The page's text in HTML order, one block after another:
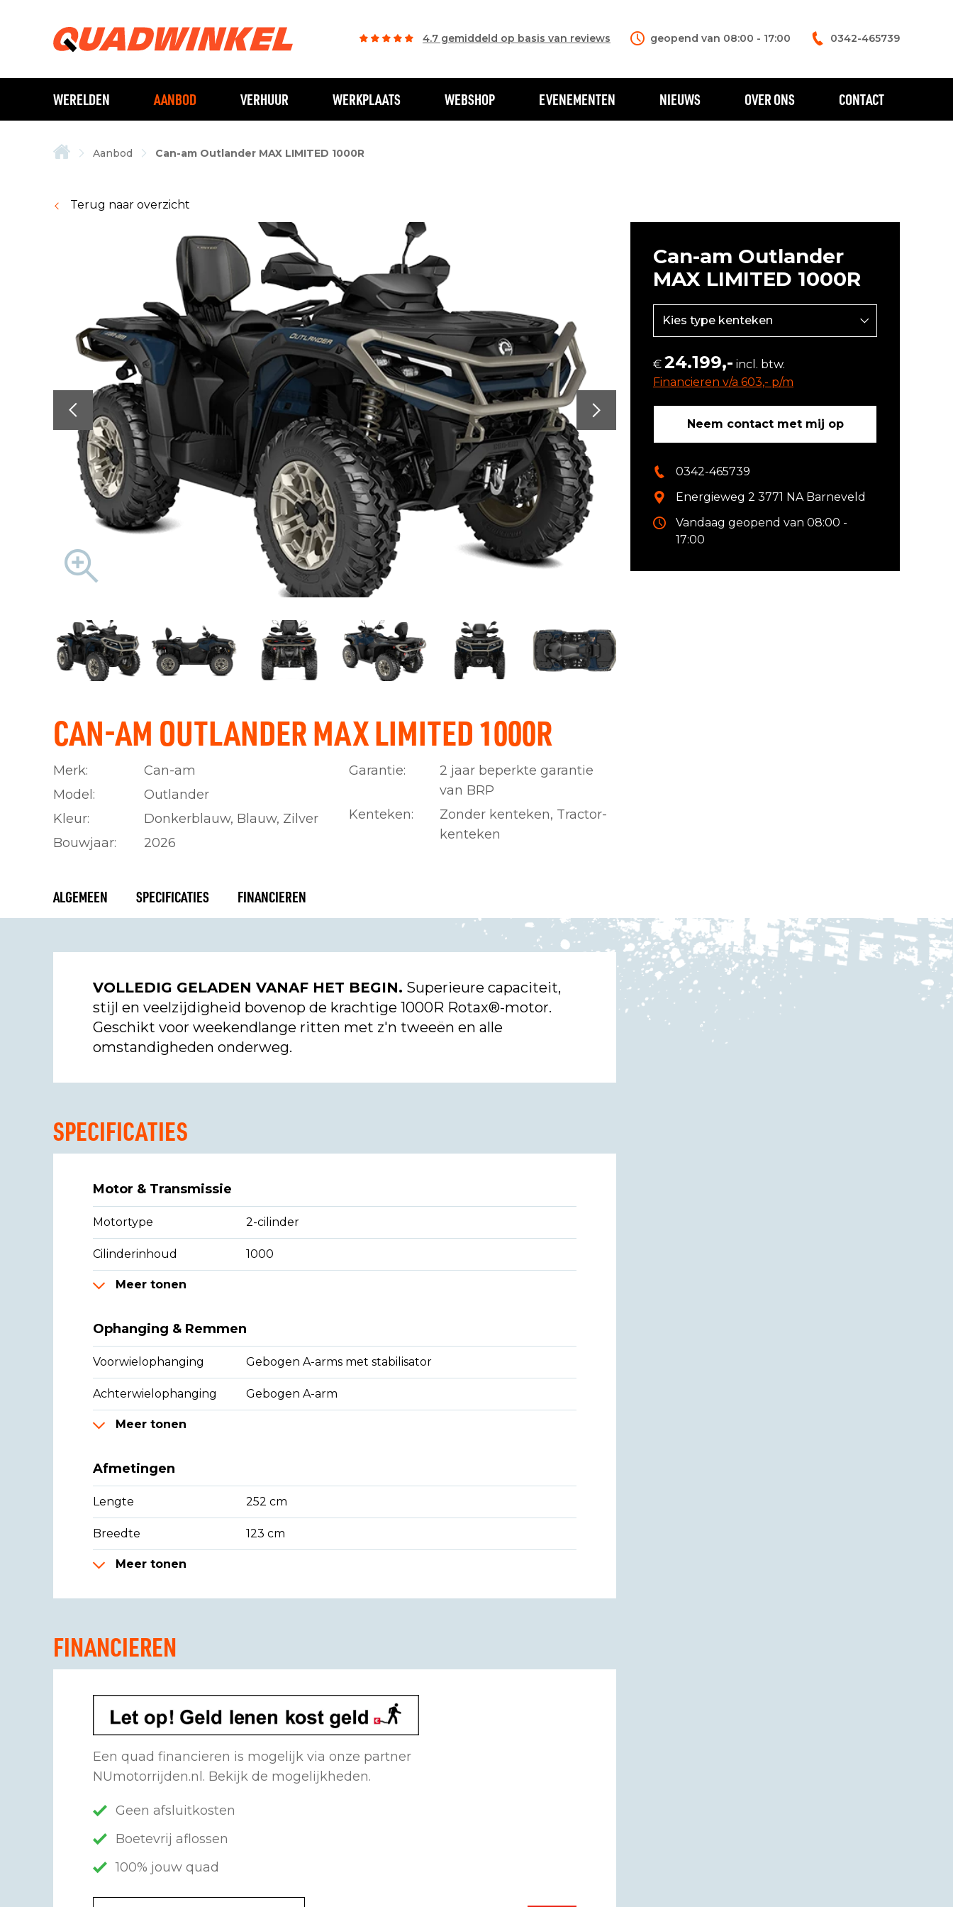
WERELDEN AANBOD VERHUUR WERKPLAATS WEBSHOP EVENEMENTEN NIEUWS OVER ONS CONTACT
4.7 gemiddeld op basis van reviews geopend van 08:00 - 17:00 0342-465739
Aanbod Can-am Outlander MAX LIMITED 1000R
Terug naar overzicht
CAN-AM OUTLANDER MAX LIMITED 1000R
Merk:
Can-am
Model:
Outlander
Kleur:
Donkerblauw, Blauw, Zilver
Bouwjaar:
2026
Garantie:
2 jaar beperkte garantie
van BRP
Kenteken:
Zonder kenteken, Tractor-
kenteken
ALGEMEEN SPECIFICATIES FINANCIEREN
VOLLEDIG GELADEN VANAF HET BEGIN. Superieure capaciteit,
stijl en veelzijdigheid bovenop de krachtige 1000R Rotax®-motor.
Geschikt voor weekendlange ritten met z'n tweeën en alle
omstandigheden onderweg.
SPECIFICATIES
Motor & Transmissie
Motortype 2-cilinder
Cilinderinhoud 1000
Meer tonen
Ophanging & Remmen
Voorwielophanging Gebogen A-arms met stabilisator
Achterwielophanging Gebogen A-arm
Meer tonen
Afmetingen
Lengte 252 cm
Breedte 123 cm
Meer tonen
FINANCIEREN
Een quad financieren is mogelijk via onze partner
NUmotorrijden.nl. Bekijk de mogelijkheden.
Geen afsluitkosten
Boetevrij aflossen
100% jouw quad
Can-am Outlander
MAX LIMITED 1000R
€ 24.199,- incl. btw.
Financieren v/a 603,- p/m
Neem contact met mij op
0342-465739
Energieweg 2 3771 NA Barneveld
Vandaag geopend van 08:00 -
17:00